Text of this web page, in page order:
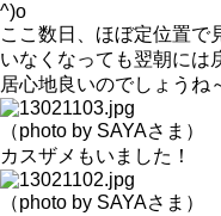
^)o
ここ数日、ほぼ定位置で
いなくなっても翌朝には
居心地良いのでしょうね
（photo by SAYAさま）
カスザメもいました！
（photo by SAYAさま）